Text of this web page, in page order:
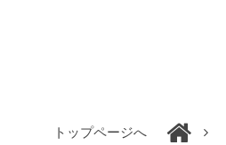
トップページへ